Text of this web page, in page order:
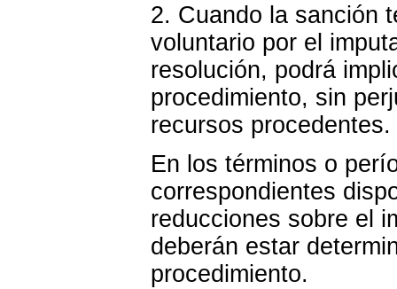
2. Cuando la sanción
voluntario por el
resolución, podrá
procedimiento, sin
recursos procedentes.
En los términos o
correspondientes
reducciones sobre el
deberán estar
procedimiento.